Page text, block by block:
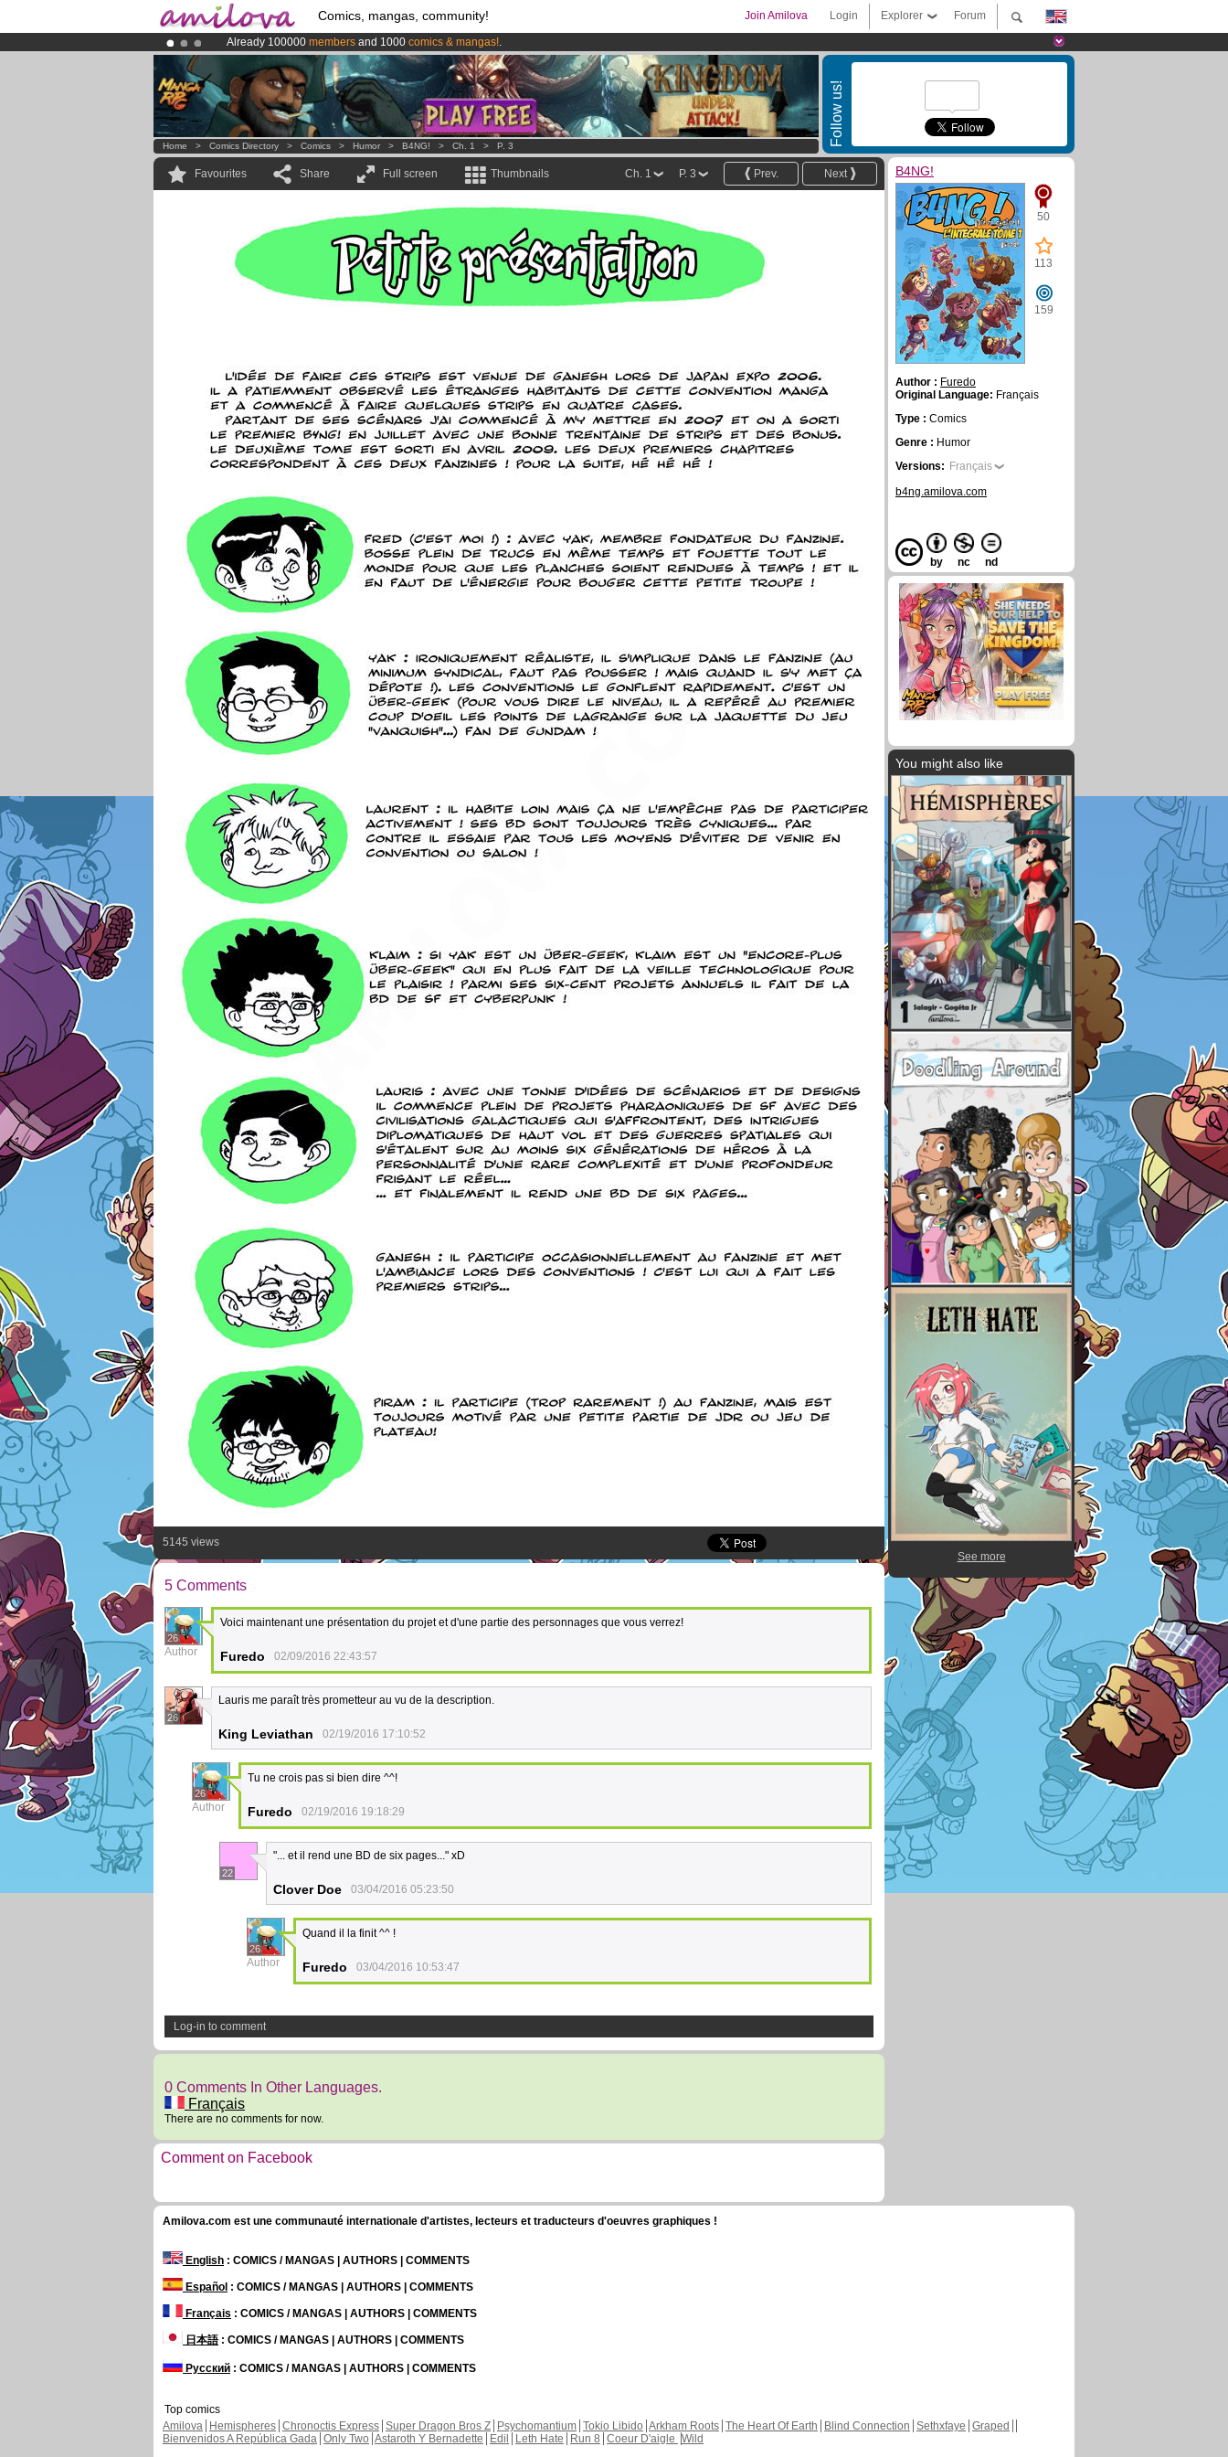
Comics, mangas, community! Forum
Explorer
Login
Join Amilova
Already 100000 members and 1000 comics & mangas!.
AmilovaKickstarter is now LIVE!.
Premium membership from3.95 euros per month !Get membership now
Follow us!
Home > Comics Directory > Comics > Humor > B4NG! > Ch. 1 > P. 3
Favourites Share Full screen Thumbnails Next
Prev.
P. 3
Ch. 1
5145 views
5 Comments
26
Author
Voici maintenant une présentation du projet et d'une partie des personnages que vous verrez!
Furedo 02/09/2016 22:43:57
26
Lauris me paraît très prometteur au vu de la description.
King Leviathan 02/19/2016 17:10:52
26
Author
Tu ne crois pas si bien dire ^^!
Furedo 02/19/2016 19:18:29
22
"... et il rend une BD de six pages..." xD
Clover Doe 03/04/2016 05:23:50
26
Author
Quand il la finit ^^ !
Furedo 03/04/2016 10:53:47
Log-in to comment
0 Comments In Other Languages.
Français
There are no comments for now.
Comment on Facebook
B4NG!
50
113
159
Author : Furedo
Original Language: Français
Type : Comics
Genre : Humor
Versions: Français
b4ng.amilova.com
by nc nd
You might also like
See more
Amilova.com est une communauté internationale d'artistes, lecteurs et traducteurs d'oeuvres graphiques !
English : COMICS / MANGAS | AUTHORS | COMMENTS
Español : COMICS / MANGAS | AUTHORS | COMMENTS
Français : COMICS / MANGAS | AUTHORS | COMMENTS
日本語: COMICS / MANGAS | AUTHORS | COMMENTS
Русский : COMICS / MANGAS | AUTHORS | COMMENTS
Top comics
Amilova
Hemispheres Chronoctis Express Super Dragon Bros Z Psychomantium Tokio Libido Arkham Roots The Heart Of Earth Blind Connection Sethxfaye Graped
Bienvenidos A República Gada Only Two Astaroth Y Bernadette Edil Leth Hate Run 8 Coeur D'aigle Wild